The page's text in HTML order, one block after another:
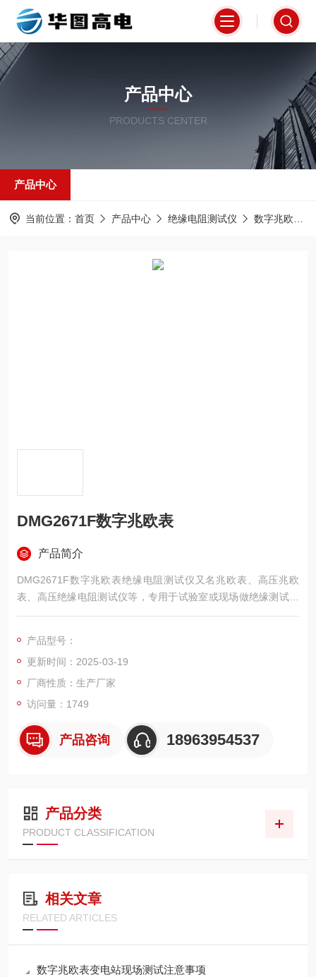
产品中心
PRODUCTS CENTER
产品中心
当前位置： 首页 产品中心 绝缘电阻测试仪 数字兆欧表
DMG2671F数字兆欧表
产品简介
DMG2671F数字兆欧表绝缘电阻测试仪又名兆欧表、高压兆欧
表、高压绝缘电阻测试仪等，专用于试验室或现场做绝缘测试。
本仪表具有 LCD 大屏幕灰白背光显示、数据存储、数据查阅等功
秒、1分钟、10分钟数据。分辨率高，操作便捷，携带方便，准
确、可靠、性能稳定。
产品型号：
更新时间：2025-03-19
厂商性质：生产厂家
访问量：1749
产品咨询 18963954537
产品分类
PRODUCT CLASSIFICATION
相关文章
RELATED ARTICLES
数字兆欧表变电站现场测试注意事项